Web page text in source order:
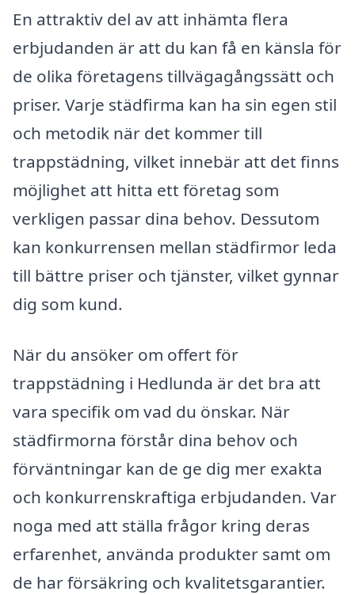
En attraktiv del av att inhämta flera
erbjudanden är att du kan få en känsla för
de olika företagens tillvägagångssätt och
priser. Varje städfirma kan ha sin egen stil
och metodik när det kommer till
trappstädning, vilket innebär att det finns
möjlighet att hitta ett företag som
verkligen passar dina behov. Dessutom
kan konkurrensen mellan städfirmor leda
till bättre priser och tjänster, vilket gynnar
dig som kund.
När du ansöker om offert för
trappstädning i Hedlunda är det bra att
vara specifik om vad du önskar. När
städfirmorna förstår dina behov och
förväntningar kan de ge dig mer exakta
och konkurrenskraftiga erbjudanden. Var
noga med att ställa frågor kring deras
erfarenhet, använda produkter samt om
de har försäkring och kvalitetsgarantier.